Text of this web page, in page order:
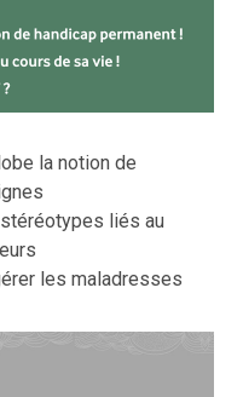
la notion de
liés au
les maladresses